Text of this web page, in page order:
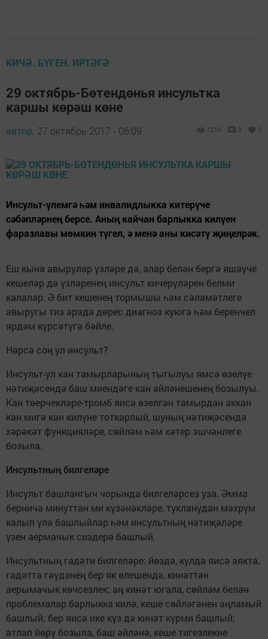
КИЧӘ. БҮГЕН. ИРТӘГӘ
29 октябрь-Бөтендөнья инсультка
каршы көрәш көне
автор, 27 октябрь 2017 - 06:09 1210 0 0
Инсульт-үлемгә һәм инвалидлыкка китерүче
сәбәпләрнең берсе. Аның кайчан барлыкка килүен
фаразлавы мөмкин түгел, ә менә аны кисәтү җиңелрәк.
Еш кына авырулар үзләре дә, алар белән бергә яшәүче
кешеләр дә үзләренең инсульт кичерүләрен белми
калалар. Ә бит кешенең тормышы һәм сәламәтлеге
авыругы тиз арада дөрес диагноз куюга һәм беренчел
ярдәм күрсәтүгә бәйле.
Нәрсә соң ул инсульт?
Инсульт-ул кан тамырларының тыгылуы ямсә өзелүе
нәтиҗәсендә баш миендәге кан әйләнешенең бозылуы.
Кан төерчекләре-тромб яисә өзелгән тамырдан аккан
кан мигә кан килүне тоткарлый, шуның нәтиҗәсендә
хәрәкәт функцияләре, сөйләм һәм хәтер эшчәнлеге
бозыла.
Инсультның билгеләре
Инсульт башлангыч чорында билгеләрсез уза. Әмма
берничә минуттан ми күзәнәкләре, тукланудан мәхрүм
калып үлә башлыйлар һәм инсультның нәтиҗәләре
үзен аермачык сиздерә башлый.
Инсультның гадәти билгеләре: йөздә, кулда яисә аякта,
гадәттә гәүдәнең бер як өлешендә, кинәттән
аерымачык көчсезлек; аң кинәт югала, сөйләм белән
проблемалар барлыкка килә, кеше сөйләгәнен аңламый
башлый; бер яисә ике күз дә кинәт күрми башлый;
атлап йөрү бозыла, баш әйләнә, кеше тигезлекне